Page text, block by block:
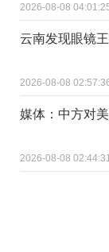
2026-08-08
云南发现眼镜
2026-08-08
媒体：中方对
2026-08-08 02:44:31